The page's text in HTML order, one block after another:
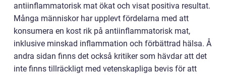
antiinflammatorisk mat ökat och visat positiva resultat.
Många människor har upplevt fördelarna med att
konsumera en kost rik på antiinflammatorisk mat,
inklusive minskad inflammation och förbättrad hälsa. Å
andra sidan finns det också kritiker som hävdar att det
inte finns tillräckligt med vetenskapliga bevis för att